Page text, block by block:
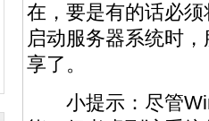
在，要是有的话必须
启动服务器系统时
享了。
小提示：尽管